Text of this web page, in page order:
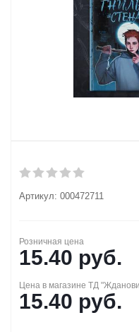
Артикул: 000472711
Розничная цена
15.40 руб.
Цена в магазине ТД
15.40 руб.